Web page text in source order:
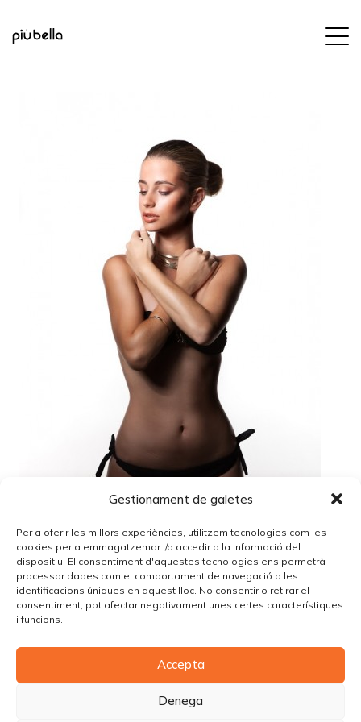
Gestionament de galetes
Per a oferir les millors experiències, utilitzem tecnologies com les
cookies per a emmagatzemar i/o accedir a la informació del
dispositiu. El consentiment d'aquestes tecnologies ens permetrà
processar dades com el comportament de navegació o les
identificacions úniques en aquest lloc. No consentir o retirar el
consentiment, pot afectar negativament unes certes característiques
i funcions.
Accepta
Denega
Lo siento, debes estarconectadopara publicar un
comentario.
© Copyright Piùbella Models Agency
Designed ByCreative Corner Agency
Política de cookies